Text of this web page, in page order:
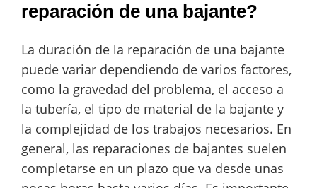
reparación de una bajante?
La duración de la reparación de una bajante
puede variar dependiendo de varios factores,
como la gravedad del problema, el acceso a
la tubería, el tipo de material de la bajante y
la complejidad de los trabajos necesarios. En
general, las reparaciones de bajantes suelen
completarse en un plazo que va desde unas